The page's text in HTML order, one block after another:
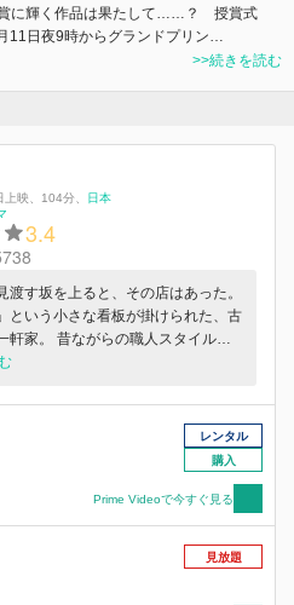
に輝く作品は果たして……？ 授賞式
11日夜9時からグランドプリン…
>>続きを読む
上映、 104分、
日本
3.4
渡す坂を上ると、その店はあった。
という小さな看板が掛けられた、古
軒家。 昔ながらの職人スタイルを
点ものの店は、日々来客で大賑わ
を持ち掛けるが、まるで“頑固じじ
女は、全く興味を示さない。 祖母
った服の仕立て直しとサイズ直し、
デザインを流用した新作を少しだ
れで満足だった。 「一生、着続け
」 南洋裁店の服は、世界で一着だ
── それが市江の繕い裁つ服が愛さ
清い秘密だった。 だが、自分がデ
レスを作りたいはずだという藤井の
レンタル
購入
Prime Videoで今すぐ見る
見放題